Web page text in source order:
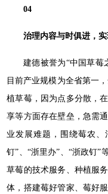
04
治理内容与时俱进，实
建德被誉为“中国草莓
目前产业规模为全省第一
植草莓，因为点多分散，
享等方面存在壁垒，急需
业发展难题，围绕莓农
钉”、“浙里办”、“浙政钉”
草莓的技术服务、种植服
体，搭建莓好管家、莓好